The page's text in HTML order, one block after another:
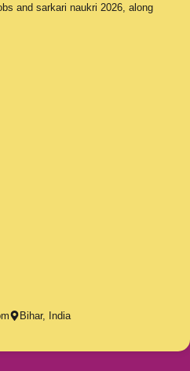
and sarkari naukri 2026, along
Bihar, India